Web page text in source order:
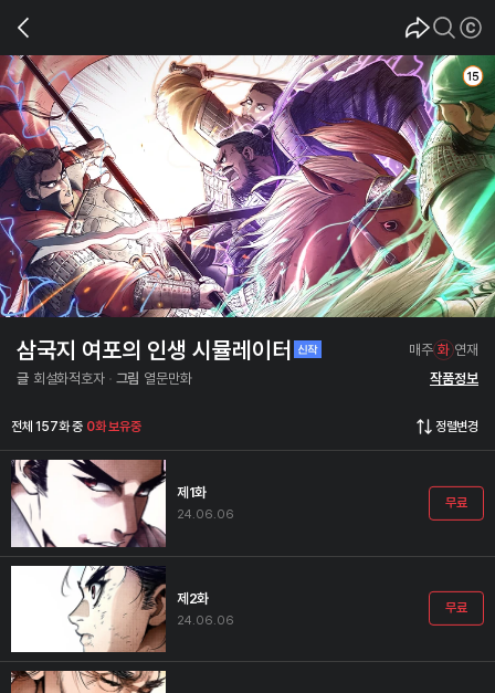
매주 화 연재
삼국지 여포의 인생 시뮬레이터
글 회설화적호자 그림 열문만화 작품정보
전체 157화 중 0화 보유중 정렬변경
제1화
24.06.06
무료
제2화
24.06.06
무료